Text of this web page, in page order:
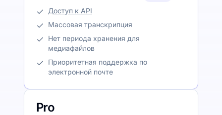
Доступ к API
Массовая транскрипция
Нет периода хранения для
медиафайлов
Приоритетная поддержка по
электронной почте
Pro